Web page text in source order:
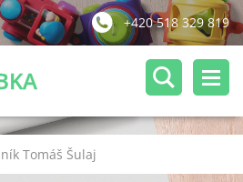
+420 518 329 819
Tomáš Šulaj